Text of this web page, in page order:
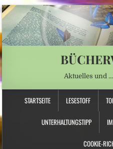
Aktuelles und
STARTSEITE LESESTOFF
UNTERHALTUNGSTIPP
COOKIE-